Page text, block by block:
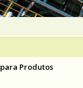
Produtos